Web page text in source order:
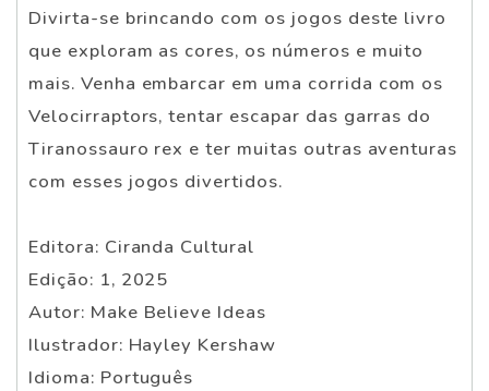
Divirta-se brincando com os jogos deste livro
que exploram as cores, os números e muito
mais. Venha embarcar em uma corrida com os
Velocirraptors, tentar escapar das garras do
Tiranossauro rex e ter muitas outras aventuras
com esses jogos divertidos.
Editora: Ciranda Cultural
Edição: 1, 2025
Autor: Make Believe Ideas
Ilustrador: Hayley Kershaw
Idioma: Português